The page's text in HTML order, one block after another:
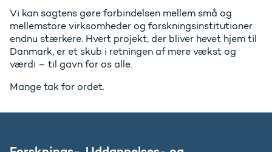
Vi kan sagtens gøre forbindelsen mellem små og
mellemstore virksomheder og forskningsinstitutioner
endnu stærkere. Hvert projekt, der bliver hevet hjem til
Danmark, er et skub i retningen af mere vækst og
værdi – til gavn for os alle.
Mange tak for ordet.